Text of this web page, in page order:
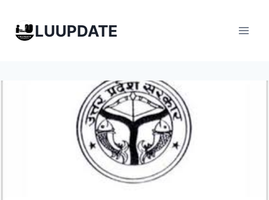
contentLUUPDATE